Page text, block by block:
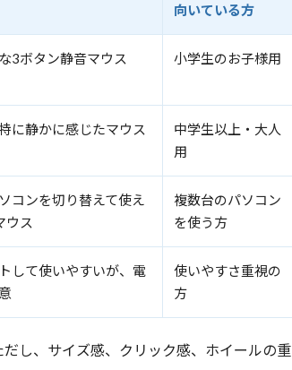
向いている方
3ボタン静音マウス 小学生のお子様用
に静かに感じたマウス
中学生以上・大人
用
コンを切り替えて使え
ウス
複数台のパソコン
を使う方
して使いやすいが、電
使いやすさ重視の
方
し、サイズ感、クリック感、ホイールの重